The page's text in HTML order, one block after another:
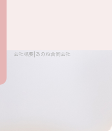
会社概要|あのね合同会社